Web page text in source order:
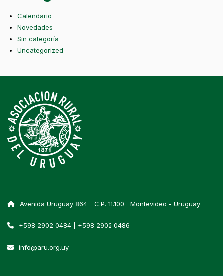
Calendario
Novedades
Sin categoría
Uncategorized
Avenida Uruguay 864 - C.P. 11.100 Montevideo - Uruguay
+598 2902 0484 | +598 2902 0486
info@aru.org.uy